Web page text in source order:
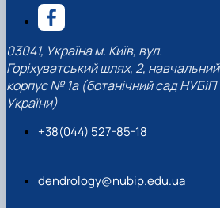
03041, Україна м. Київ, вул.
Горіхуватський шлях, 2, навчальний
корпус № 1а (ботанічний сад НУБіП
України)
+38(044) 527-85-18
dendrology@nubip.edu.ua